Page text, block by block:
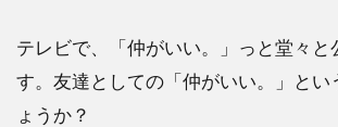
テレビで、「仲がいい。」っと堂々と
す。友達としての「仲がいい。」とい
ょうか？